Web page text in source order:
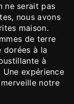
ne serait pas
nous avons
maison.
de terre
dorées à la
à
expérience
notre